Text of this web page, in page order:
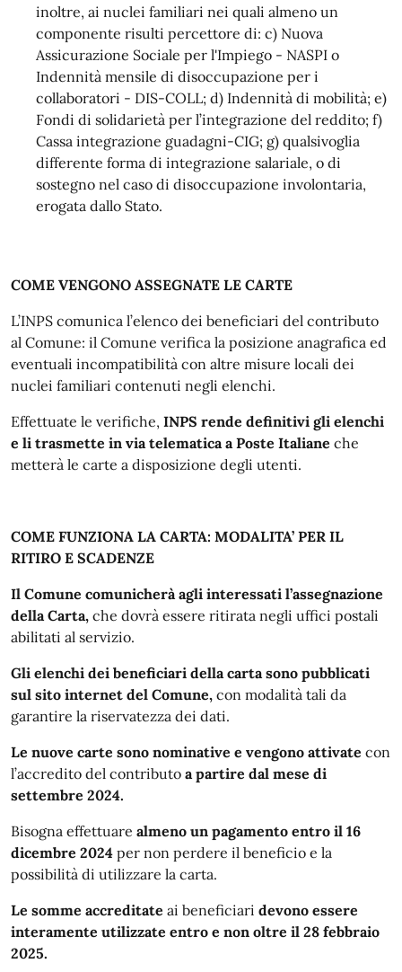
inoltre, ai nuclei familiari nei quali almeno un
componente risulti percettore di: c) Nuova
Assicurazione Sociale per l'Impiego - NASPI o
Indennità mensile di disoccupazione per i
collaboratori - DIS-COLL; d) Indennità di mobilità; e)
Fondi di solidarietà per l’integrazione del reddito; f)
Cassa integrazione guadagni-CIG; g) qualsivoglia
differente forma di integrazione salariale, o di
sostegno nel caso di disoccupazione involontaria,
erogata dallo Stato.
COME VENGONO ASSEGNATE LE CARTE
L’INPS comunica l’elenco dei beneficiari del contributo
al Comune: il Comune verifica la posizione anagrafica ed
eventuali incompatibilità con altre misure locali dei
nuclei familiari contenuti negli elenchi.
Effettuate le verifiche, INPS rende definitivi gli elenchi
e li trasmette in via telematica a Poste Italiane che
metterà le carte a disposizione degli utenti.
COME FUNZIONA LA CARTA: MODALITA’ PER IL
RITIRO E SCADENZE
Il Comune comunicherà agli interessati l’assegnazione
della Carta, che dovrà essere ritirata negli uffici postali
abilitati al servizio.
Gli elenchi dei beneficiari della carta sono pubblicati
sul sito internet del Comune, con modalità tali da
garantire la riservatezza dei dati.
Le nuove carte sono nominative e vengono attivate con
l’accredito del contributo a partire dal mese di
settembre 2024.
Bisogna effettuare almeno un pagamento entro il 16
dicembre 2024 per non perdere il beneficio e la
possibilità di utilizzare la carta.
Le somme accreditate ai beneficiari devono essere
interamente utilizzate entro e non oltre il 28 febbraio
2025.